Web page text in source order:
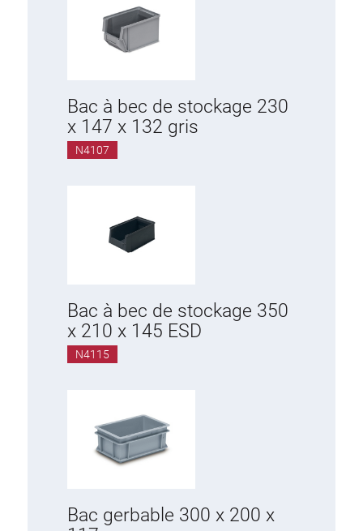
Bac à bec de stockage 230
x 147 x 132 gris
N4107
Bac à bec de stockage 350
x 210 x 145 ESD
N4115
Bac gerbable 300 x 200 x